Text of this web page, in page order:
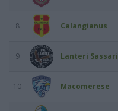
8 Calangianus
9 Lanteri Sassari
10 Macomerese